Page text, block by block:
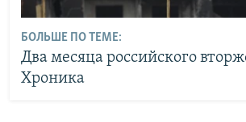
БОЛЬШЕ ПО ТЕМЕ:
Два месяца российского
Хроника